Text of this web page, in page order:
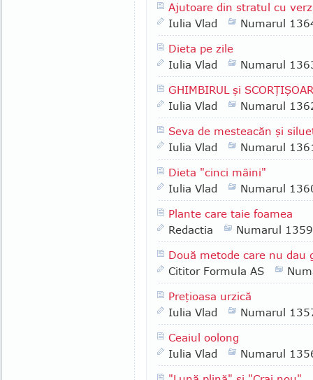
Ajutoare din stratul cu
Iulia Vlad
Numarul
Dieta pe zile
Iulia Vlad
Numarul
GHIMBIRUL şi
Iulia Vlad
Numarul
Seva de mesteacăn şi
Iulia Vlad
Numarul
Dieta "cinci mâini"
Iulia Vlad
Numarul
Plante care taie foamea
Redactia
Numarul 1359
Două metode care nu dau
Cititor Formula AS
Preţioasa urzică
Iulia Vlad
Numarul
Ceaiul oolong
Iulia Vlad
Numarul